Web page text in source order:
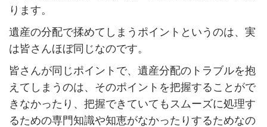
ります。
遺産の分配で揉めてしまうポイントというのは、実
は皆さんほぼ同じなのです。
皆さんが同じポイントで、遺産分配のトラブルを抱
えてしまうのは、そのポイントを把握することがで
きなかったり、把握できていてもスムーズに処理す
るための専門知識や知恵がなかったりするためなの